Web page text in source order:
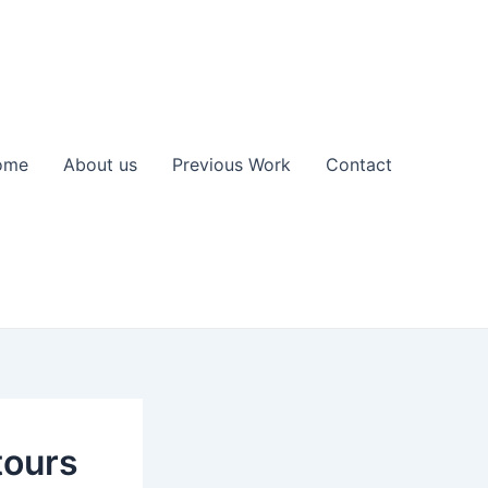
About us Previous Work Contact